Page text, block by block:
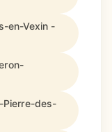
en-Vexin -
Pierre-des-